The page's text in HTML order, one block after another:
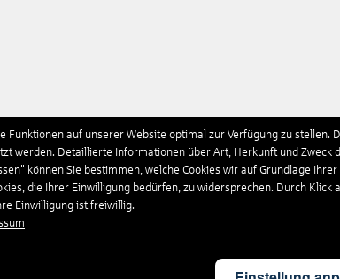
Funktionen auf unserer Website optimal zur Verfügung zu stellen.
werden. Detaillierte Informationen über Art, Herkunft und Zweck
können Sie bestimmen, welche Cookies wir auf Grundlage
die Ihrer Einwilligung bedürfen, zu widersprechen. Durch
Einwilligung ist freiwillig.